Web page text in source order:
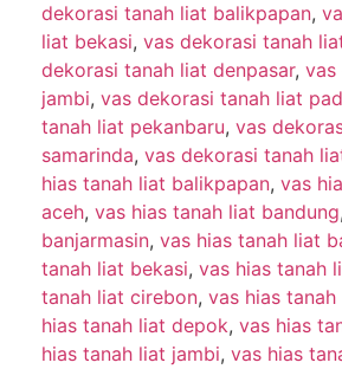
dekorasi tanah liat balikpapan,
liat bekasi, vas dekorasi tanah
dekorasi tanah liat denpasar, vas
jambi, vas dekorasi tanah liat
tanah liat pekanbaru, vas
samarinda, vas dekorasi tanah
hias tanah liat balikpapan, vas
aceh, vas hias tanah liat bandung,
banjarmasin, vas hias tanah liat
tanah liat bekasi, vas hias tanah
tanah liat cirebon, vas hias
hias tanah liat depok, vas hias
hias tanah liat jambi, vas hias